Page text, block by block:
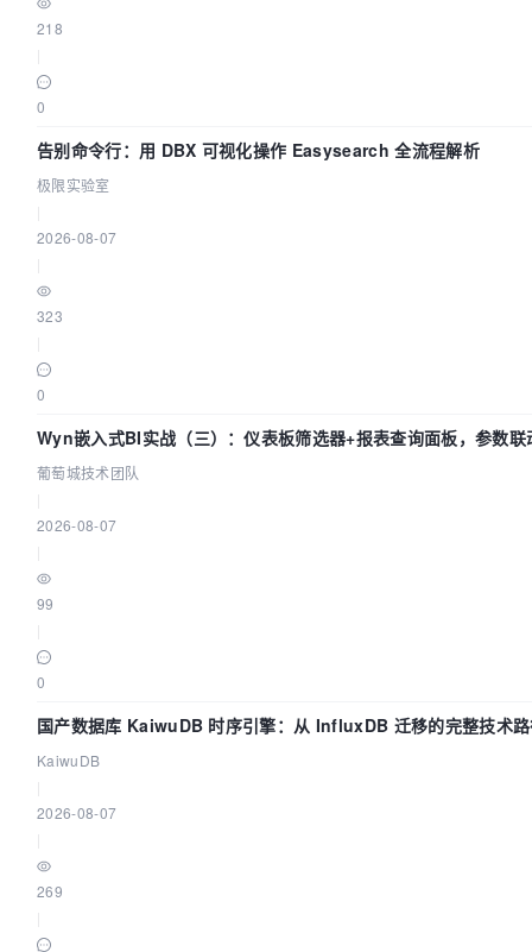
218
0
告别命令行：用 DBX 可视化操作 Easysearch 全流程解析
极限实验室
2026-08-07
323
0
Wyn嵌入式BI实战（三）：仪表板筛选器+报表查询面板，参数联
葡萄城技术团队
2026-08-07
99
0
国产数据库 KaiwuDB 时序引擎：从 InfluxDB 迁移的完整技术
KaiwuDB
2026-08-07
269